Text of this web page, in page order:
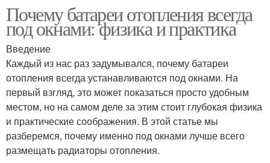
Почему батареи отопления всегда
под окнами: физика и практика
Введение
Каждый из нас раз задумывался, почему батареи
отопления всегда устанавливаются под окнами. На
первый взгляд, это может показаться просто удобным
местом, но на самом деле за этим стоит глубокая физика
и практические соображения. В этой статье мы
разберемся, почему именно под окнами лучше всего
размещать радиаторы отопления.